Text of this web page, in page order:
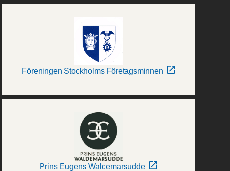
Föreningen Stockholms Företagsminnen
Prins Eugens Waldemarsudde